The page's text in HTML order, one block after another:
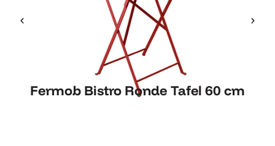
Fermob Bistro Ronde Tafel 60 cm
Fermob Bistro Ronde Tafel 60
cm